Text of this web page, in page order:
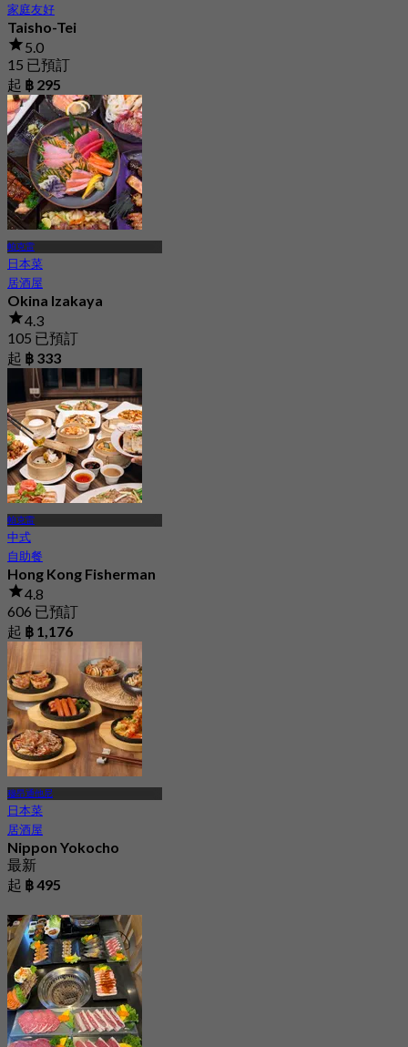
家庭友好
Taisho-Tei
5.0
15 已預訂
起 ฿ 295
帕克雷
日本菜
居酒屋
Okina Izakaya
4.3
105 已預訂
起 ฿ 333
帕克雷
中式
自助餐
Hong Kong Fisherman
4.8
606 已預訂
起 ฿ 1,176
穆昂通他尼
日本菜
居酒屋
Nippon Yokocho
最新
起 ฿ 495